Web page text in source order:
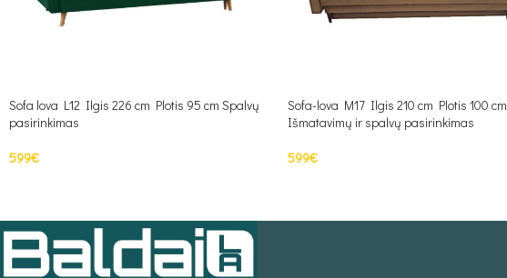
Sofa lova L12 Ilgis 226 cm Plotis 95 cm Spalvų
pasirinkimas
599€
Sofa-lova M17 Ilgis 210 cm Plotis 100 cm
Išmatavimų ir spalvų pasirinkimas
599€